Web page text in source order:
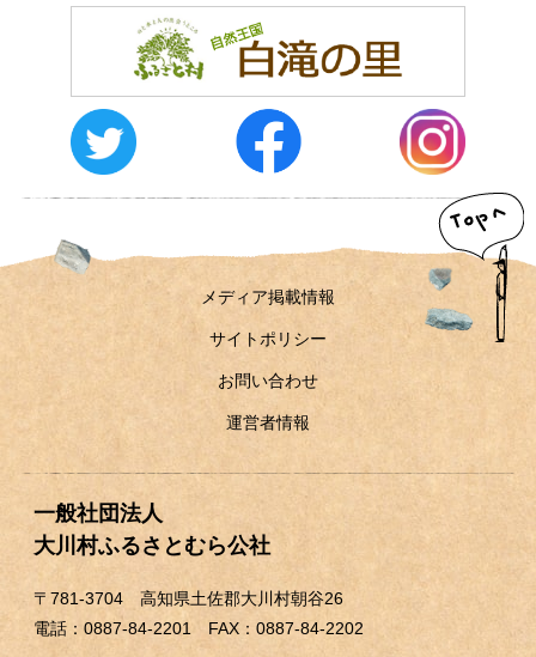
メディア掲載情報 運営者情報
サイトポリシー
メディア掲載情報
サイトポリシー
お問い合わせ
運営者情報
一般社団法人
大川村ふるさとむら公社
〒781-3704 高知県土佐郡大川村朝谷26
電話：0887-84-2201 FAX：0887-84-2202